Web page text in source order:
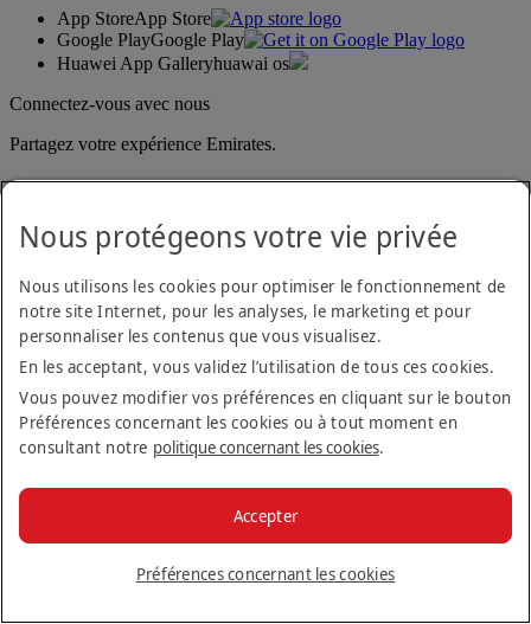
App StoreApp Store
Google PlayGoogle Play
Huawei App Galleryhuawai os
Connectez-vous avec nous
Partagez votre expérience Emirates.
Déclaration d'accessibilité
Nous contacter
Politique de confidentialité
Conditions générales
Politique en matière de cookies
Cyber-sécurité
© 2026 The Emirates Group. Tous droits réservés.
Nous protégeons votre vie privée
Nous utilisons les cookies pour optimiser le fonctionnement de
notre site Internet, pour les analyses, le marketing et pour
personnaliser les contenus que vous visualisez.
En les acceptant, vous validez l’utilisation de tous ces cookies.
Vous pouvez modifier vos préférences en cliquant sur le bouton
Préférences concernant les cookies ou à tout moment en
consultant notre politique concernant les cookies.
Préférences concernant les cookies
Accepter